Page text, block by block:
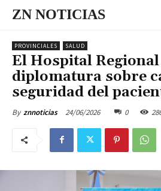
ZN NOTICIAS
PROVINCIALES SALUD
El Hospital
diplomatura sobre
seguridad del
By znnoticias 24/06/2026 0